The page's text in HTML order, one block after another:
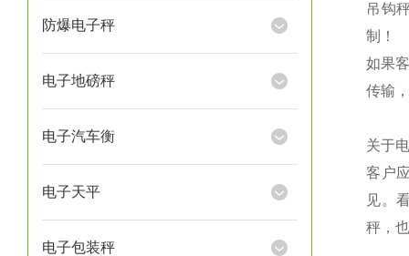
防爆电子秤
电子地磅秤
电子汽车衡
电子天平
电子包装秤
吊钩
制！
如果
传输
关于
客户
见。
秤，